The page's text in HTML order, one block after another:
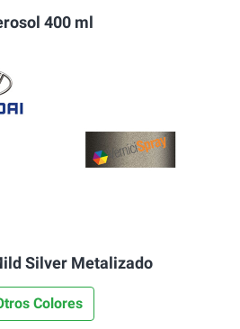
400 ml
Silver Metalizado
Colores